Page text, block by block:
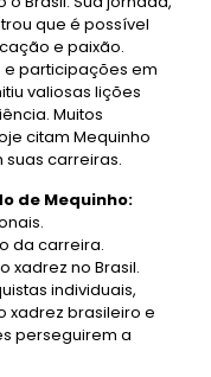
que é possível
e paixão.
e participações em
valiosas lições
Muitos
citam Mequinho
carreiras.
de Mequinho:
da carreira.
xadrez no Brasil.
individuais,
xadrez brasileiro e
perseguirem a